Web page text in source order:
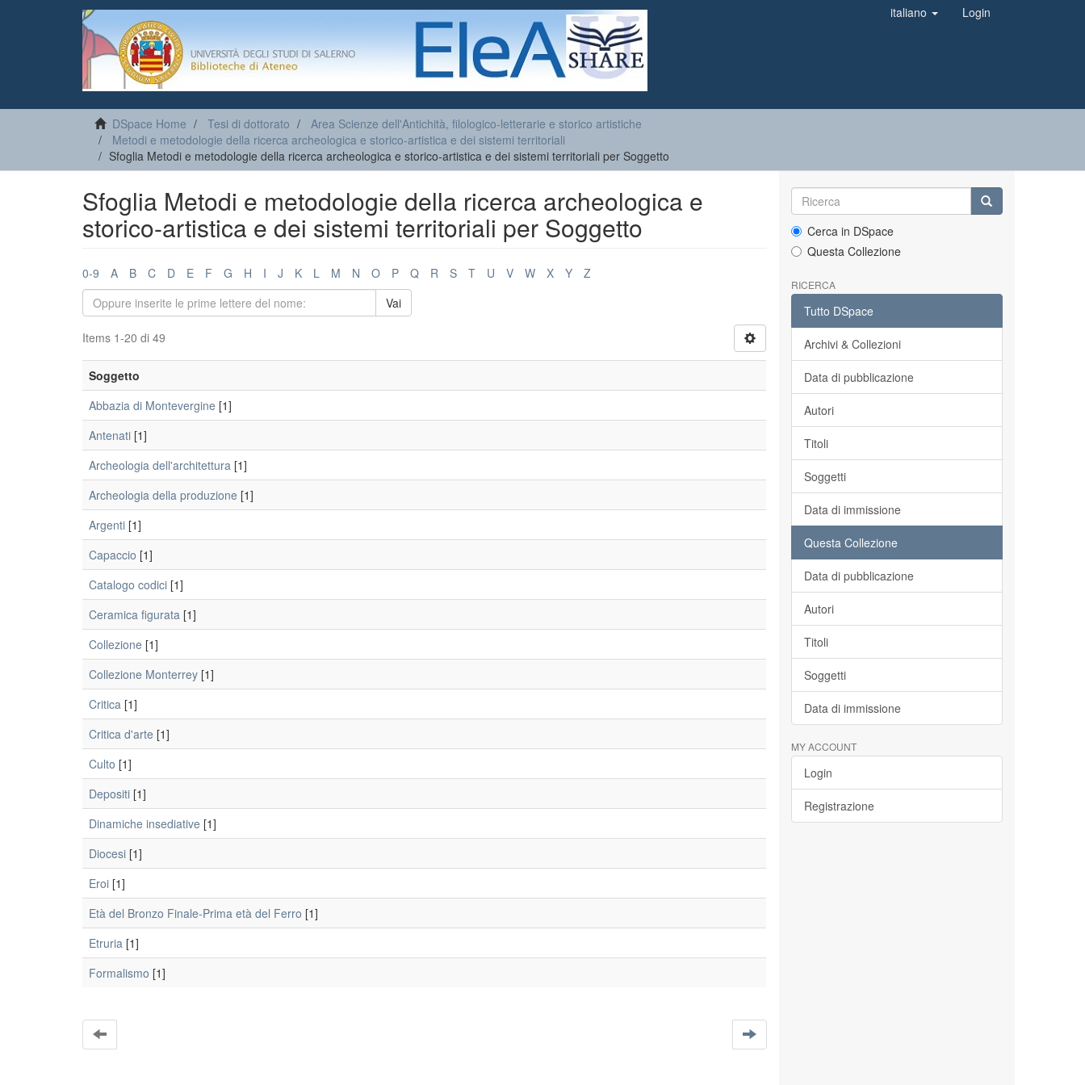
italiano Login
DSpace Home Tesi di dottorato
Area Scienze dell'Antichità, filologico-letterarie e storico artistiche
Metodi e metodologie della ricerca archeologica e storico-artistica e dei sistemi territoriali
Sfoglia Metodi e metodologie della ricerca archeologica e storico-artistica e dei sistemi territoriali per Soggetto
Sfoglia Metodi e metodologie della ricerca archeologica e
storico-artistica e dei sistemi territoriali per Soggetto
0-9 A B C D E F G H I J K L M N O P Q R S T U V W X Y
Z
Vai
Items 1-20 di 49
Soggetto
Abbazia di Montevergine [1]
Antenati [1]
Archeologia dell'architettura [1]
Archeologia della produzione [1]
Argenti [1]
Capaccio [1]
Catalogo codici [1]
Ceramica figurata [1]
Collezione [1]
Collezione Monterrey [1]
Critica [1]
Critica d'arte [1]
Culto [1]
Depositi [1]
Dinamiche insediative [1]
Diocesi [1]
Eroi [1]
Età del Bronzo Finale-Prima età del Ferro [1]
Etruria [1]
Formalismo [1]
Cerca in DSpace
Questa Collezione
RICERCA
Tutto DSpace
Archivi & Collezioni
Data di pubblicazione
Autori
Titoli
Soggetti
Data di immissione
Questa Collezione
Data di pubblicazione
Autori
Titoli
Soggetti
Data di immissione
MY ACCOUNT
Login
Registrazione